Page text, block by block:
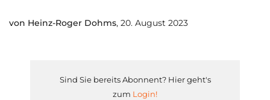
von Heinz-Roger Dohms, 20. August 2023
Sind Sie bereits Abonnent? Hier geht's
zum Login!